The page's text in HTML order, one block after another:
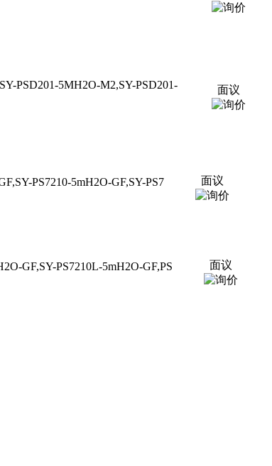
PSD201-5MH2O-M2,SY-PSD201-
面议
PS7210-5mH2O-GF,SY-PS7
面议
GF,SY-PS7210L-5mH2O-GF,PS
面议